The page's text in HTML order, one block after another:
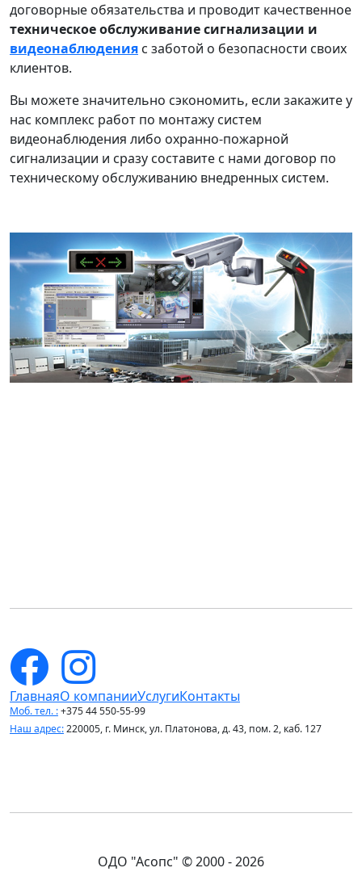
договорные обязательства и проводит качественное
техническое обслуживание сигнализации и
видеонаблюдения с заботой о безопасности своих
клиентов.
Вы можете значительно сэкономить, если закажите у
нас комплекс работ по монтажу систем
видеонаблюдения либо охранно-пожарной
сигнализации и сразу составите с нами договор по
техническому обслуживанию внедренных систем.
ГлавнаяО компанииУслугиКонтакты
Моб. тел. :+375 44 550-55-99
Наш адрес:220005, г. Минск, ул. Платонова, д. 43, пом. 2, каб. 127
ОДО "Асопс" © 2000 - 2026